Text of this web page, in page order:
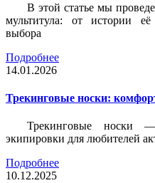
В этой статье мы
мультитула: от истории
выбора
Подробнее
14.01.2026
Трекинговые носки:
Трекинговые носки
экипировки для любителей
Подробнее
10.12.2025